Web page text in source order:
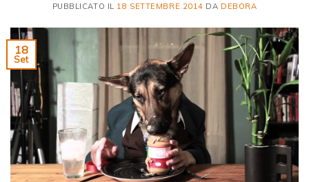
PUBBLICATO IL 18 SETTEMBRE 2014 DA DEBORA
18
Set